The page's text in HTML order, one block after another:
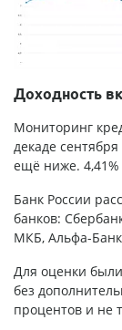
Доходность
Мониторинг
декаде
ещё ниже. 4,41%
Банк России
банков:
МКБ, Альфа-
Для оценки
без
процентов и не